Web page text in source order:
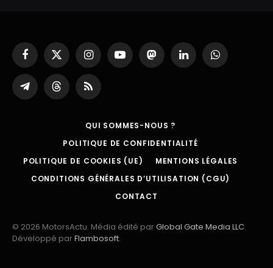
Facebook
X
(Twitter)
InstagramYouTubeMastodonLinkedInWhatsApp
Partager
sur
ThreadsRSS
QUI SOMMES-NOUS ?
POLITIQUE DE CONFIDENTIALITÉ
POLITIQUE DE COOKIES (UE)
MENTIONS LÉGALES
CONDITIONS GÉNÉRALES D’UTILISATION (CGU)
CONTACT
© 2026 MotorsActu. Média édité parGlobal Gate Media LLC.
Développé parFlambosoft.